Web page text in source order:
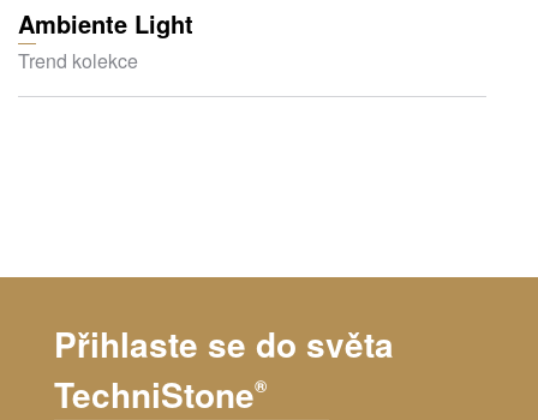
Ambiente Light
Trend kolekce
Přihlaste se do světa
TechniStone®